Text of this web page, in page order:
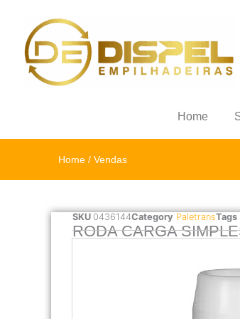
Home
Home / Vendas
RODA CARGA
SKU 0436144Category PaletransTags